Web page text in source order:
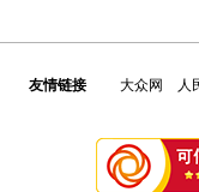
友情链接 大众网 人